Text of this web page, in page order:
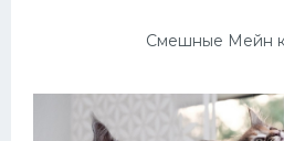
Смешные Мейн